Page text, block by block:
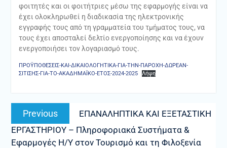
φοιτητές και οι φοιτήτριες μέσω της εφαρμογής είναι να
έχει ολοκληρωθεί η διαδικασία της ηλεκτρονικής
εγγραφής τους από τη γραμματεία του τμήματος τους, να
τους έχει αποσταλεί δελτίο ενεργοποίησης και να έχουν
ενεργοποιήσει τον λογαριασμό τους.
ΠΡΟΫΠΟΘΕΣΕΙΣ-ΚΑΙ-ΔΙΚΑΙΟΛΟΓΗΤΙΚΑ-ΓΙΑ-ΤΗΝ-ΠΑΡΟΧΗ-ΔΩΡΕΑΝ-
ΣΙΤΙΣΗΣ-ΓΙΑ-ΤΟ-ΑΚΑΔΗΜΑΪΚΟ-ΕΤΟΣ-2024-2025
Λήψη
Πλοήγηση
άρθρων
Previous
post:
ΕΠΑΝΑΛΗΠΤΙΚΑ ΚΑΙ ΕΞΕΤΑΣΤΙΚΗ
ΕΡΓΑΣΤΗΡΙΟΥ – Πληροφοριακά Συστήματα &
Εφαρμογές Η/Υ στον Τουρισμό και τη Φιλοξενία